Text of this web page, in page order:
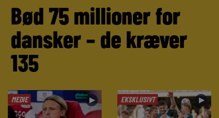
Bød 75 millioner for
dansker – de kræver
135
MEDIE ► EKSKLUSIVT ►